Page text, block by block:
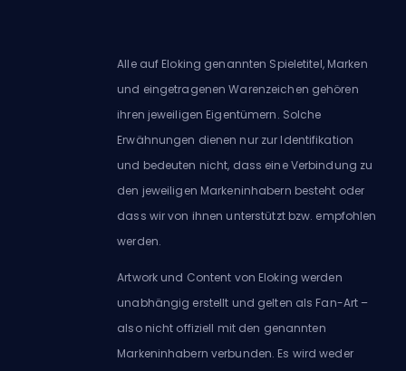
Alle auf Eloking genannten Spieletitel, Marken
und eingetragenen Warenzeichen gehören
ihren jeweiligen Eigentümern. Solche
Erwähnungen dienen nur zur Identifikation
und bedeuten nicht, dass eine Verbindung zu
den jeweiligen Markeninhabern besteht oder
dass wir von ihnen unterstützt bzw. empfohlen
werden.
Artwork und Content von Eloking werden
unabhängig erstellt und gelten als Fan-Art –
also nicht offiziell mit den genannten
Markeninhabern verbunden. Es wird weder